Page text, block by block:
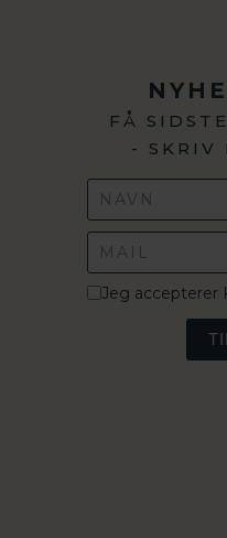
FÅ
- SKRIV
Jeg accepterer